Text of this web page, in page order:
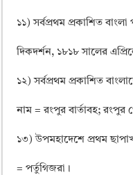
১১) সর্বপ্রথম প্রকাশিত বাংলা
দিকদর্শন, ১৮১৮ সালের
১২) সর্বপ্রথম প্রকাশিত
নাম = রংপুর বার্তাবহ; রংপুর
১৩) উপমহাদেশে প্রথম
= পর্তুগিজরা।